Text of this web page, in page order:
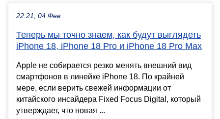
22:21, 04 Фев
Теперь мы точно знаем, как будут выглядеть
iPhone 18, iPhone 18 Pro и iPhone 18 Pro Max
Apple не собирается резко менять внешний вид
смартфонов в линейке iPhone 18. По крайней
мере, если верить свежей информации от
китайского инсайдера Fixed Focus Digital, который
утверждает, что новая ...